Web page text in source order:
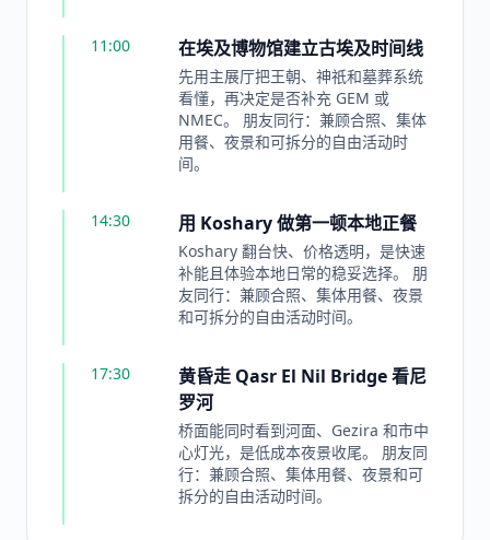
11:00 在埃及博物馆建立古埃及时间线
先用主展厅把王朝、神祇和墓葬系统
看懂，再决定是否补充 GEM 或
NMEC。 朋友同行：兼顾合照、集体
用餐、夜景和可拆分的自由活动时
间。
14:30 用 Koshary 做第一顿本地正餐
Koshary 翻台快、价格透明，是快速
补能且体验本地日常的稳妥选择。 朋
友同行：兼顾合照、集体用餐、夜景
和可拆分的自由活动时间。
17:30
黄昏走 Qasr El Nil Bridge 看尼
罗河
桥面能同时看到河面、Gezira 和市中
心灯光，是低成本夜景收尾。 朋友同
行：兼顾合照、集体用餐、夜景和可
拆分的自由活动时间。